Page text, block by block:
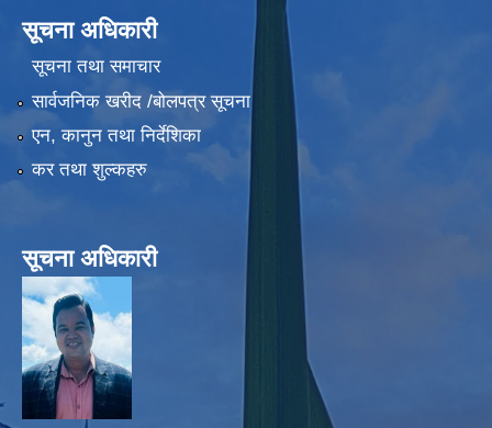
सूचना अधिकारी
सूचना तथा समाचार
सार्वजनिक खरीद /बोलपत्र सूचना
एन, कानुन तथा निर्देशिका
कर तथा शुल्कहरु
सूचना अधिकारी